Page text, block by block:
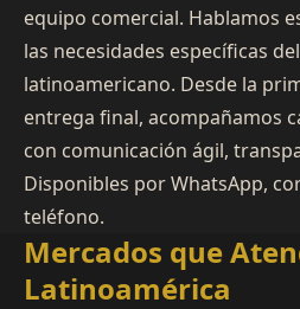
equipo comercial. Hablamos
las necesidades específicas
latinoamericano. Desde la
entrega final, acompañamos
con comunicación ágil,
Disponibles por WhatsApp,
teléfono.
Mercados que
Latinoamérica